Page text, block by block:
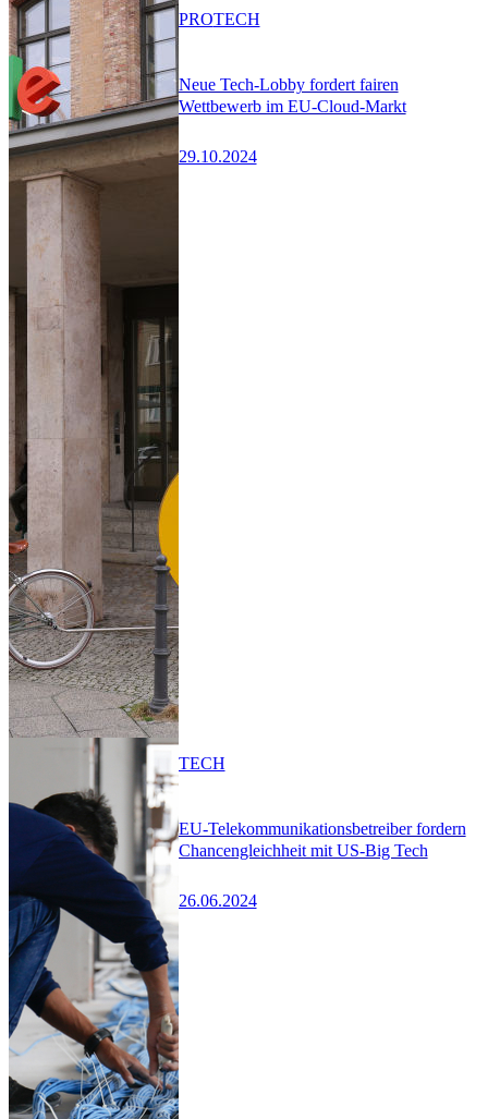
Neue Tech-Lobby fordert fairen
Wettbewerb im EU-Cloud-Markt
29.10.2024
PROTECH
EU-Telekommunikationsbetreiber fordern
Chancengleichheit mit US-Big Tech
26.06.2024
TECH